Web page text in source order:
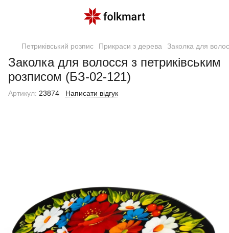
Петриківський розпис Прикраси з дерева Заколка для
Заколка для волосся з петриківським
розписом (БЗ-02-121)
Артикул: 23874 Написати відгук